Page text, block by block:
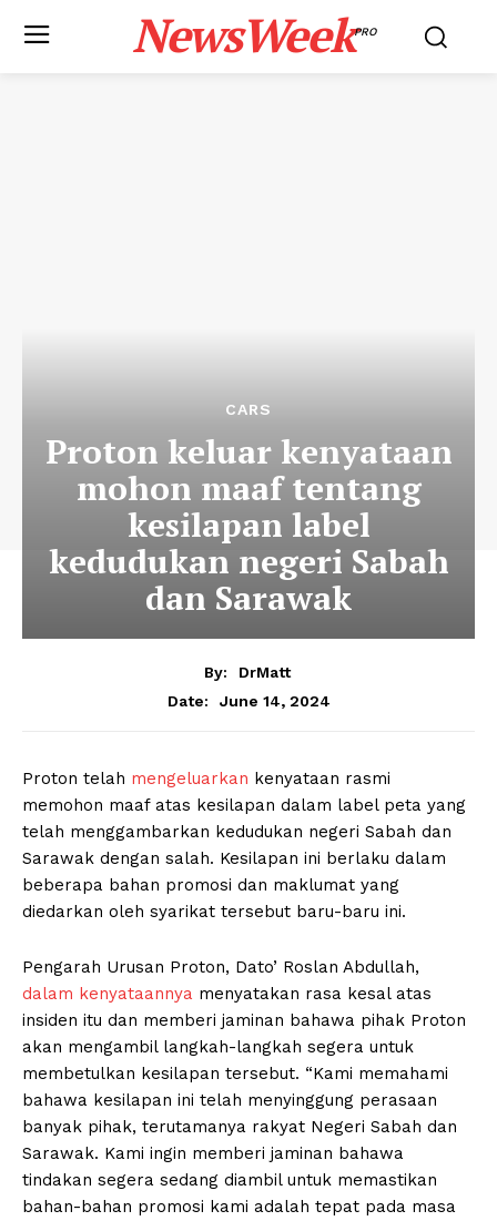
NewsWeekPRO
CARS
Proton keluar kenyataan
mohon maaf tentang
kesilapan label
kedudukan negeri Sabah
dan Sarawak
By:
DrMatt
Date:
June 14, 2024
Proton telah mengeluarkan kenyataan rasmi
memohon maaf atas kesilapan dalam label peta yang
telah menggambarkan kedudukan negeri Sabah dan
Sarawak dengan salah. Kesilapan ini berlaku dalam
beberapa bahan promosi dan maklumat yang
diedarkan oleh syarikat tersebut baru-baru ini.
Pengarah Urusan Proton, Dato’ Roslan Abdullah,
dalam kenyataannya menyatakan rasa kesal atas
insiden itu dan memberi jaminan bahawa pihak Proton
akan mengambil langkah-langkah segera untuk
membetulkan kesilapan tersebut. “Kami memahami
bahawa kesilapan ini telah menyinggung perasaan
banyak pihak, terutamanya rakyat Negeri Sabah dan
Sarawak. Kami ingin memberi jaminan bahawa
tindakan segera sedang diambil untuk memastikan
bahan-bahan promosi kami adalah tepat pada masa